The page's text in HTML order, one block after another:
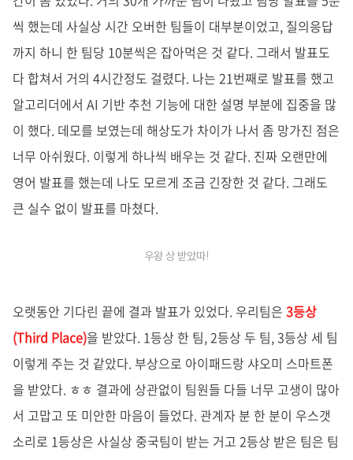
씩 했는데 사실상 시간 오버한 팀들이 대부분이었고, 질의응답
까지 하니 한 팀당 10분씩은 잡아먹은 것 같다. 그래서 발표도
다 합쳐서 거의 4시간정도 걸렸다. 나는 21번째로 발표를 했고
알고리더에서 AI 기반 추천 기능에 대한 설명 부분에 집중을 많
이 했다. 데모를 보였는데 해상도가 차이가 나서 좀 망가진 점은
너무 아쉬웠다. 이렇게 하나씩 배우는 것 같다. 진짜 오랜만에
영어 발표를 했는데 나도 모르게 조금 긴장한 것 같다. 그래도
큰 실수 없이 발표를 마쳤다.
우왕 상 받았따!
오랫동안 기다린 끝에 결과 발표가 있었다. 우리팀은 3등상
(Third Place)을 받았다. 1등상 한 팀, 2등상 두 팀, 3등상 세 팀
이렇게 주는 것 같았다. 부상으로 아이패드랑 샤오미 스마트폰
을 받았다. ㅎㅎ 결과에 상관없이 팀원들 다들 너무 고생이 많아
서 고맙고 또 미안한 마음이 들었다. 관계자 분 한 분이 우스갯
소리로 1등상은 사실상 중국팀이 받는 거고 2등상 받은 팀은 팀